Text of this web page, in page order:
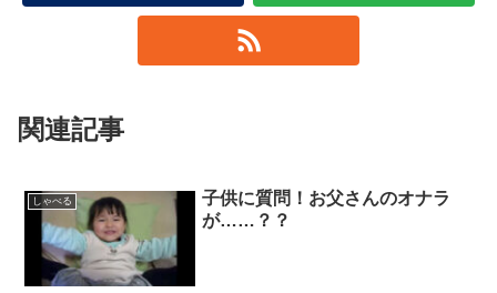
関連記事
しゃべる
子供に質問！お父さんのオナラ
が……？？